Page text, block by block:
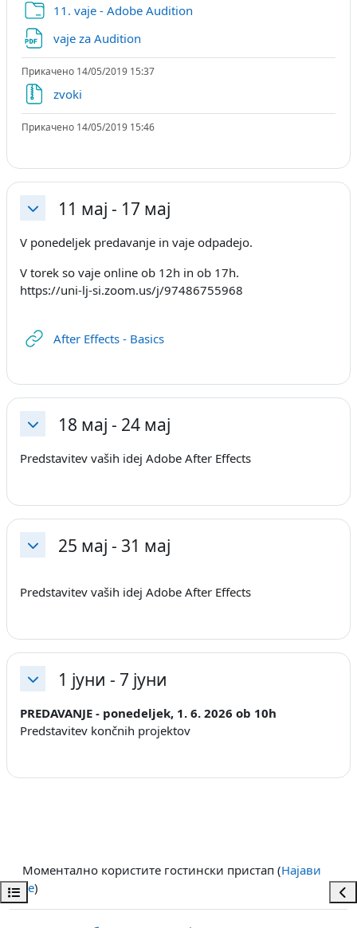
Open course index
11. vaje - Adobe AuditionПапка
vaje za Audition
Прикачено 14/05/2019 15:37
zvoki
Прикачено 14/05/2019 15:46
Затвори11 мај - 17 мај
V ponedeljek predavanje in vaje odpadejo.
V torek so vaje online ob 12h in ob 17h.
https://uni-lj-si.zoom.us/j/97486755968
After Effects - BasicsURL
Затвори18 мај - 24 мај
Predstavitev vaših idej Adobe After Effects
Затвори25 мај - 31 мај
Predstavitev vaših idej Adobe After Effects
Затвори1 јуни - 7 јуни
PREDAVANJE - ponedeljek, 1. 6. 2026 ob 10h
Predstavitev končnih projektov
Моментално користите гостински пристап (Најави
се)